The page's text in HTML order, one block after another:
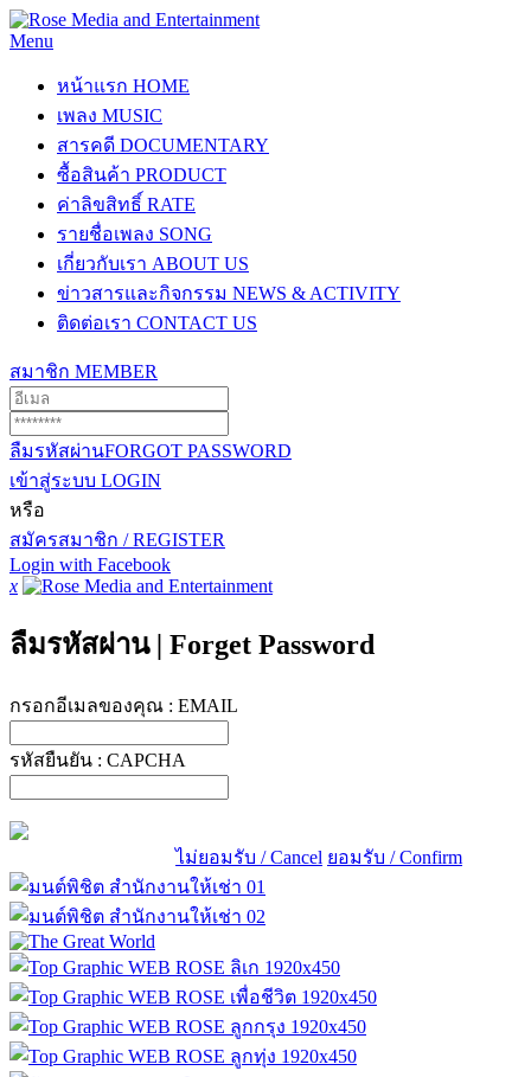
Menu
หน้าแรก HOME
เพลง MUSIC
สารคดี DOCUMENTARY
ซื้อสินค้า PRODUCT
ค่าลิขสิทธิ์ RATE
รายชื่อเพลง SONG
เกี่ยวกับเรา ABOUT US
ข่าวสารและกิจกรรม NEWS & ACTIVITY
ติดต่อเรา CONTACT US
สมาชิก MEMBER
ลืมรหัสผ่านFORGOT PASSWORD
เข้าสู่ระบบ LOGIN
หรือ
สมัครสมาชิก / REGISTER
Login with Facebook
x
ลืมรหัสผ่าน | Forget Password
กรอกอีเมลของคุณ : EMAIL
รหัสยืนยัน : CAPCHA
ไม่ยอมรับ / Cancel ยอมรับ / Confirm